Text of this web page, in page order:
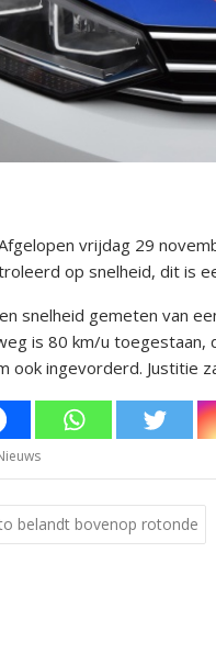
vrijdag 29
op snelheid, dit is
snelheid gemeten van
is 80 km/u toegestaan,
ook ingevorderd. Justitie
belandt bovenop rotonde